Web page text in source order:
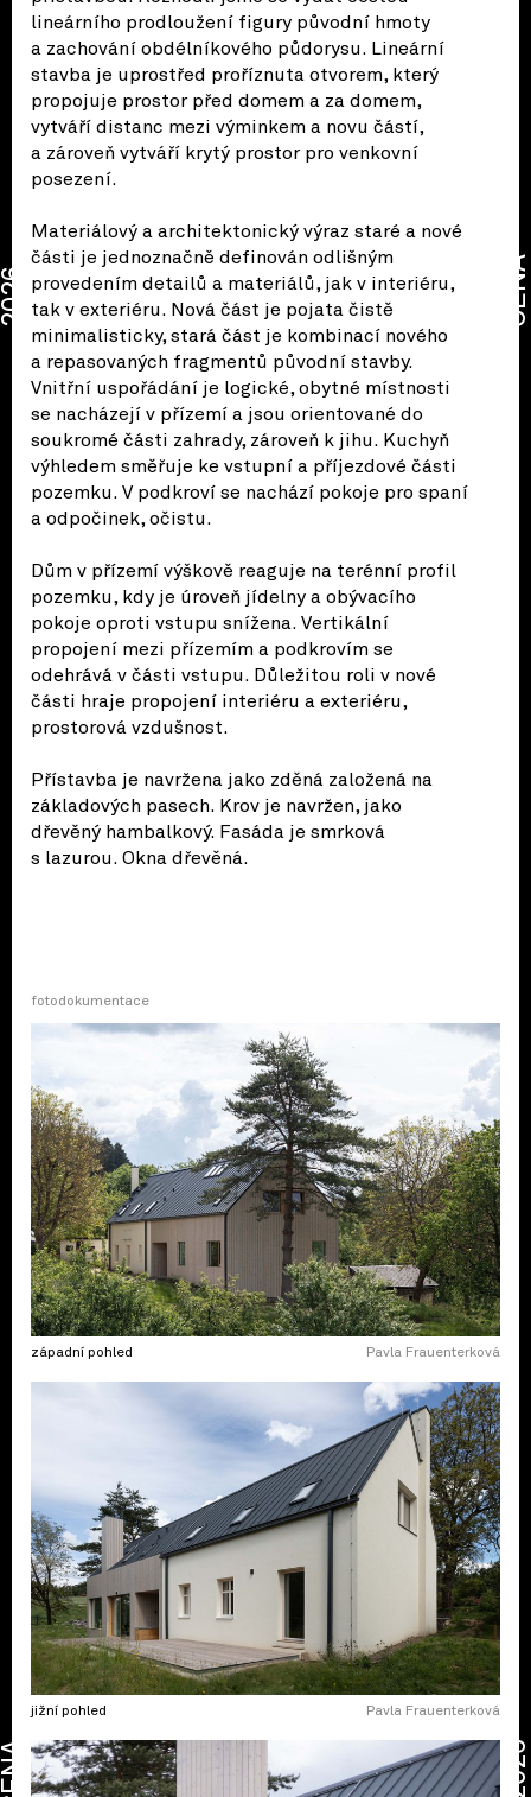
lineárního prodloužení figury původní hmoty
a zachování obdélníkového půdorysu. Lineární
stavba je uprostřed proříznuta otvorem, který
propojuje prostor před domem a za domem,
vytváří distanc mezi výminkem a novu částí,
a zároveň vytváří krytý prostor pro venkovní
posezení.
Materiálový a architektonický výraz staré a nové
části je jednoznačně definován odlišným
provedením detailů a materiálů, jak v interiéru,
tak v exteriéru. Nová část je pojata čistě
minimalisticky, stará část je kombinací nového
a repasovaných fragmentů původní stavby.
Vnitřní uspořádání je logické, obytné místnosti
se nacházejí v přízemí a jsou orientované do
soukromé části zahrady, zároveň k jihu. Kuchyň
výhledem směřuje ke vstupní a příjezdové části
pozemku. V podkroví se nachází pokoje pro spaní
a odpočinek, očistu.
Dům v přízemí výškově reaguje na terénní profil
pozemku, kdy je úroveň jídelny a obývacího
pokoje oproti vstupu snížena. Vertikální
propojení mezi přízemím a podkrovím se
odehrává v části vstupu. Důležitou roli v nové
části hraje propojení interiéru a exteriéru,
prostorová vzdušnost.
Přístavba je navržena jako zděná založená na
základových pasech. Krov je navržen, jako
dřevěný hambalkový. Fasáda je smrková
s lazurou. Okna dřevěná.
fotodokumentace
západní pohled Pavla Frauenterková
jižní pohled Pavla Frauenterková
CENA
2026
2026
CENA